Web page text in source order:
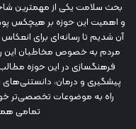
بحث سلامت یکی از مهمترین
و اهمیت این حوزه بر هیچکس
آن شدیم تا رسانه‌ای برای
مردم به خصوص مخاطبان این
فرهنگسازی در این حوزه
پیشگیری و درمان، دانستنی‌های
راه به موضوعات تخصصی‌تر
تمامی